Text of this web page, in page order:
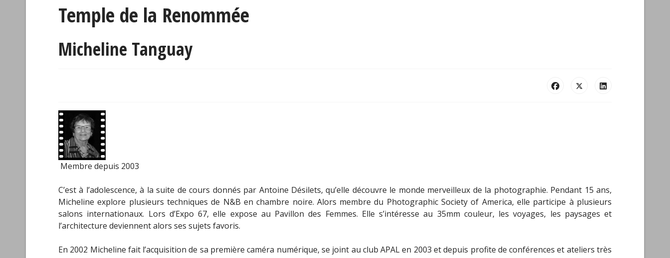
Temple de la Renommée
Micheline Tanguay
Membre depuis 2003
C’est à l’adolescence, à la suite de cours donnés par Antoine Désilets, qu’elle découvre le monde merveilleux de la photographie. Pendant 15 ans,
Micheline explore plusieurs techniques de N&B en chambre noire. Alors membre du Photographic Society of America, elle participe à plusieurs
salons internationaux. Lors d’Expo 67, elle expose au Pavillon des Femmes. Elle s’intéresse au 35mm couleur, les voyages, les paysages et
l’architecture deviennent alors ses sujets favoris.
En 2002 Micheline fait l’acquisition de sa première caméra numérique, se joint au club APAL en 2003 et depuis profite de conférences et ateliers très